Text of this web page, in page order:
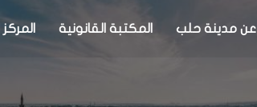
عن مدينة حلب المكتبة القانونية